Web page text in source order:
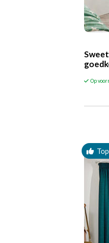
Op